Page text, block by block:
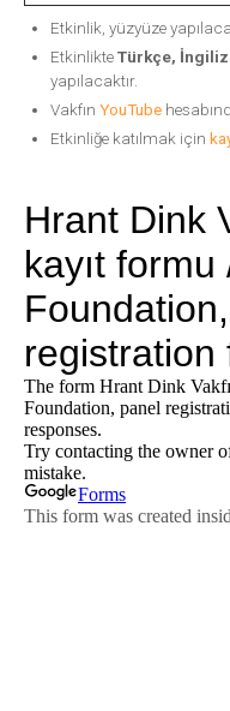
Etkinlik, yüzyüze
EtkinlikteTürkçe,
yapılacaktır.
Vakfın YouTube
Etkinliğe katılmak için